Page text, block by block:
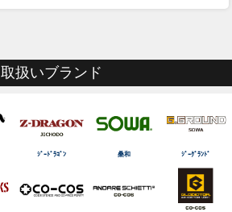
取扱いブランド
ｼﾞｰﾄﾞﾗｺﾞﾝ 桑和 ｼﾞｰｸﾞﾗﾝﾄﾞ